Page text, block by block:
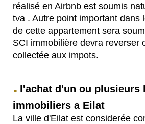
réalisé en Airbnb est soumis
tva . Autre point important dans
de cette appartement sera
SCI immobilière devra reverser
collectée aux impots.
. l'achat d'un ou plusieurs
immobiliers a Eilat
La ville d'Eilat est considerée